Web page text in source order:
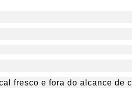
fresco e fora do alcance de